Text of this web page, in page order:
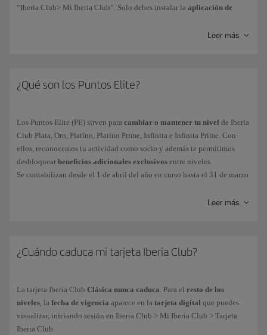
“Iberia Club> Mi Iberia Club”. Solo debes instalar la aplicación de
accederás también a funciones como reservas o check-in online.Leer más
¿Qué son los Puntos Elite?
Los Puntos Elite (PE) sirven para cambiar o mantener tu nivel de Iberia
Club Plata, Oro, Platino, Platino Prime, Infinita e Infinita Prime. Con
ellos, reconocemos tu actividad como socio y además te permitimos
desbloquear beneficios adicionales exclusivos entre niveles.
Se contabilizan desde el 1 de abril del año en curso hasta el 31 de marzo
Por euro gastado en vuelos
del Grupo Iberia* y aerolíneas asociadas
al programa. Mas información sobre la
Por lascompras efectuadas con las tarjetas de crédito de nuestros
partners financieros. Mas información sobre nuestrospartners
financieros.
Leer más
¿Cuándo caduca mi tarjeta Iberia Club?
La tarjeta Iberia Club Clásica nunca caduca. Para el resto de los
niveles, la fecha de vigencia aparece en la tarjeta digital que puedes
visualizar, iniciando sesión en Iberia Club > Mi Iberia Club > Tarjeta
Iberia Club.